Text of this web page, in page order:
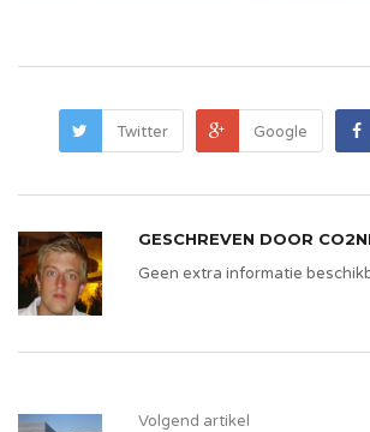
Twitter Google
GESCHREVEN DOOR
Geen extra informatie
Volgend artikel